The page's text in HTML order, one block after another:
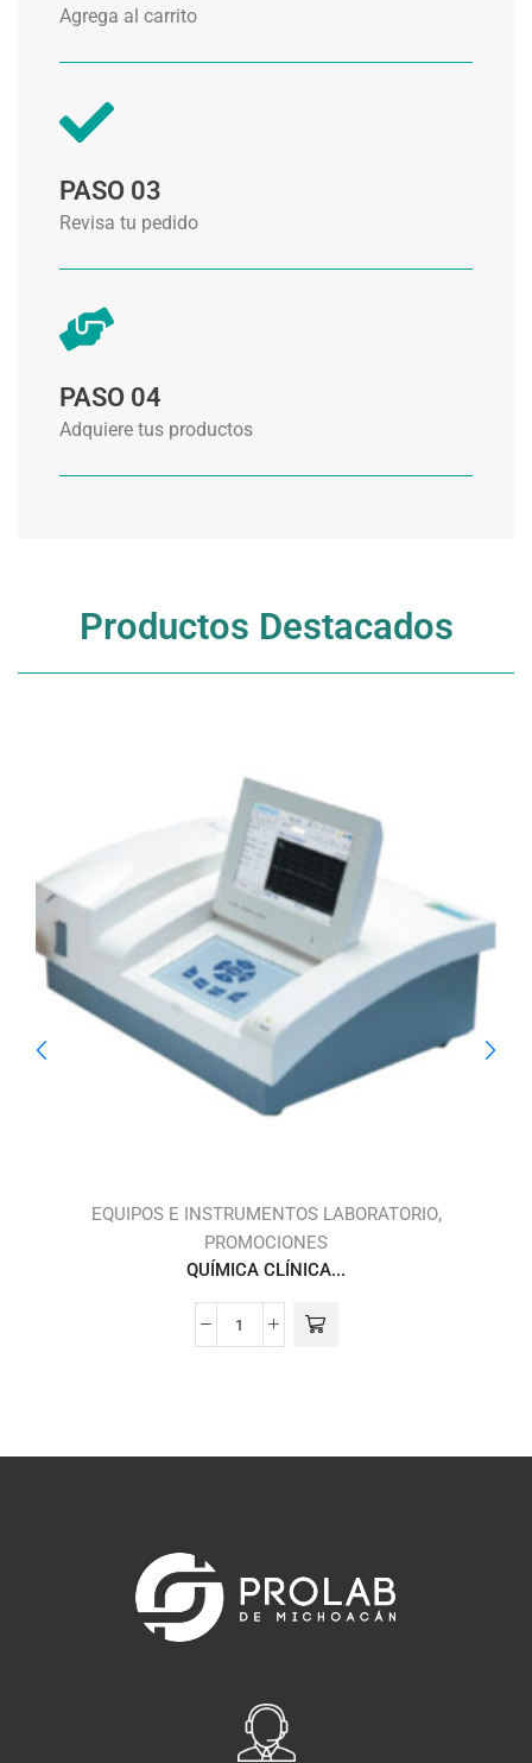
Agrega al carrito
PASO 03
Revisa tu pedido
PASO 04
Adquiere tus productos
Productos Destacados
EQUIPOS E INSTRUMENTOS LABORATORIO,
PROMOCIONES
QUÍMICA CLÍNICA...